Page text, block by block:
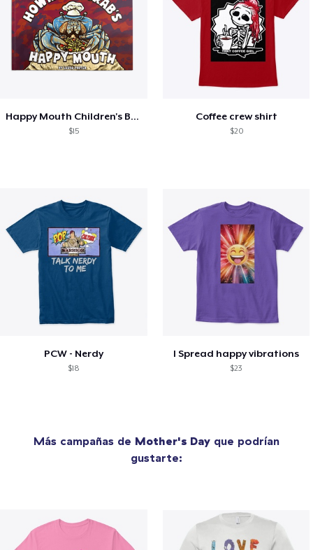
Happy Mouth Children's Book
$15
Coffee crew shirt
$20
PCW - Nerdy
$18
I Spread happy vibrations
$23
Más campañas de Mother's Day que podrían
gustarte: